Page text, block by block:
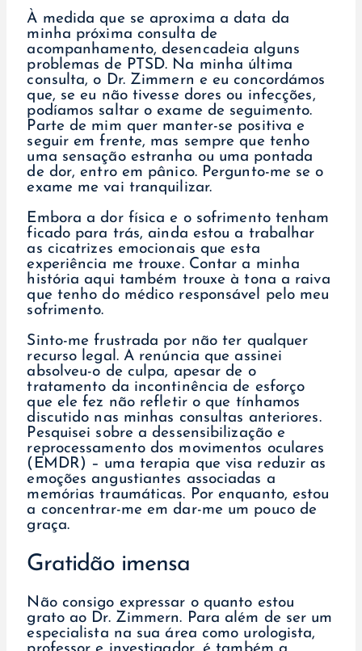
À medida que se aproxima a data da
minha próxima consulta de
acompanhamento, desencadeia alguns
problemas de PTSD. Na minha última
consulta, o Dr. Zimmern e eu concordámos
que, se eu não tivesse dores ou infecções,
podíamos saltar o exame de seguimento.
Parte de mim quer manter-se positiva e
seguir em frente, mas sempre que tenho
uma sensação estranha ou uma pontada
de dor, entro em pânico. Pergunto-me se o
exame me vai tranquilizar.
Embora a dor física e o sofrimento tenham
ficado para trás, ainda estou a trabalhar
as cicatrizes emocionais que esta
experiência me trouxe. Contar a minha
história aqui também trouxe à tona a raiva
que tenho do médico responsável pelo meu
sofrimento.
Sinto-me frustrada por não ter qualquer
recurso legal. A renúncia que assinei
absolveu-o de culpa, apesar de o
tratamento da incontinência de esforço
que ele fez não refletir o que tínhamos
discutido nas minhas consultas anteriores.
Pesquisei sobre a dessensibilização e
reprocessamento dos movimentos oculares
(EMDR) – uma terapia que visa reduzir as
emoções angustiantes associadas a
memórias traumáticas. Por enquanto, estou
a concentrar-me em dar-me um pouco de
graça.
Gratidão imensa
Não consigo expressar o quanto estou
grato ao Dr. Zimmern. Para além de ser um
especialista na sua área como urologista,